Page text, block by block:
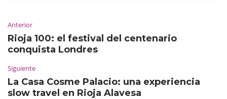
Anterior
Rioja 100: el festival del centenario
conquista Londres
Siguiente
La Casa Cosme Palacio: una experiencia
slow travel en Rioja Alavesa